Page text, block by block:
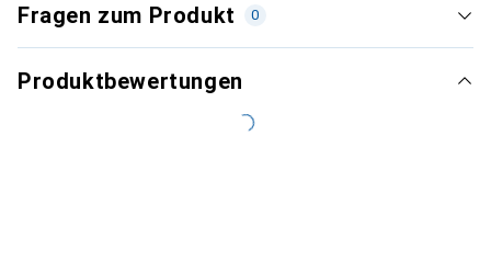
Fragen zum Produkt 0
Produktbewertungen